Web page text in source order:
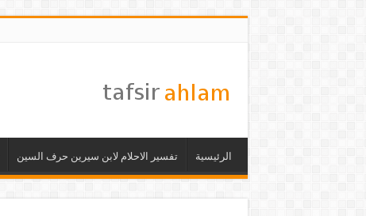
الرئيسية تفسير الاحلام لابن سيرين حرف السين